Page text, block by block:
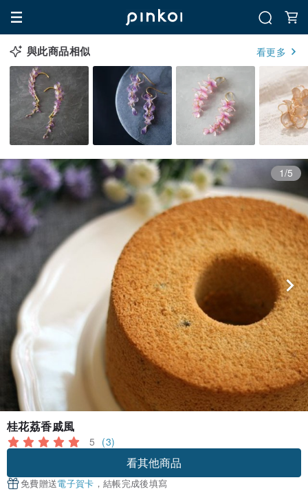
與此商品相似 看更多
1/5
桂花荔香戚風
5 (3)
看其他商品
免費贈送電子賀卡 ，結帳完成後填寫